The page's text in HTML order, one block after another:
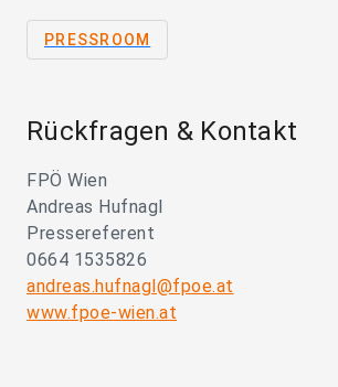
PRESSROOM
Rückfragen & Kontakt
FPÖ Wien
Andreas Hufnagl
Pressereferent
0664 1535826
andreas.hufnagl@fpoe.at
www.fpoe-wien.at